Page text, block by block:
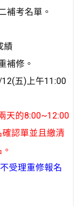
補考名單。
績
補修。
五)上午11:00
天的8:00~12:00
認單並且繳清
受理重修報名